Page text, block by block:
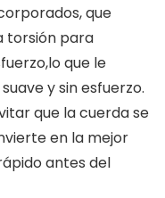
que
torsión para
que le
y sin esfuerzo.
que la cuerda se
en la mejor
antes del